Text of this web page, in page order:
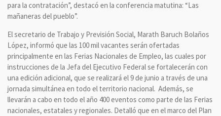
para la contratación”, destacó en la conferencia matutina: “Las
mañaneras del pueblo”.
El secretario de Trabajo y Previsión Social, Marath Baruch Bolaños
López, informó que las 100 mil vacantes serán ofertadas
principalmente en las Ferias Nacionales de Empleo, las cuales por
instrucciones de la Jefa del Ejecutivo Federal se fortalecerán con
una edición adicional, que se realizará el 9 de junio a través de una
jornada simultánea en todo el territorio nacional. Además, se
llevarán a cabo en todo el año 400 eventos como parte de las Ferias
nacionales, estatales y regionales. Detalló que en el marco del Plan